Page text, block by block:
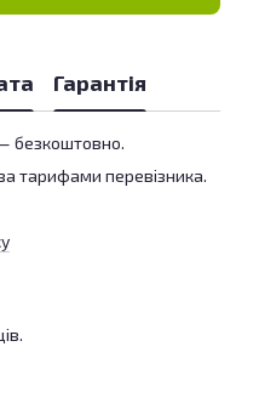
Гарантія
безкоштовно.
тарифами перевізника.